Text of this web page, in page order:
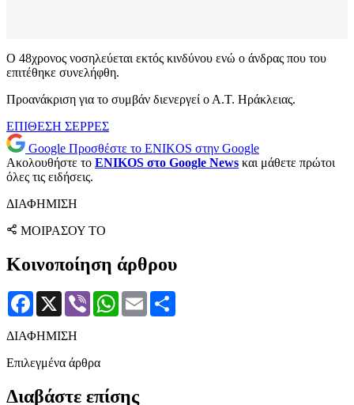
Ο 48χρονος νοσηλεύεται εκτός κινδύνου ενώ ο άνδρας που του
επιτέθηκε συνελήφθη.
Προανάκριση για το συμβάν διενεργεί ο Α.Τ. Ηράκλειας.
ΕΠΙΘΕΣΗ ΣΕΡΡΕΣ
Google Προσθέστε το ENIKOS στην Google
Ακολουθήστε το ENIKOS στο Google News και μάθετε πρώτοι
όλες τις ειδήσεις.
ΔΙΑΦΗΜΙΣΗ
ΜΟΙΡΑΣΟΥ ΤΟ
Κοινοποίηση άρθρου
Facebook
X Viber WhatsApp
Email
ΔΙΑΦΗΜΙΣΗ
Επιλεγμένα άρθρα
Διαβάστε επίσης